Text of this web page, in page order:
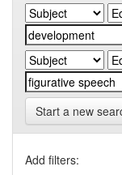
Start a new
Add filters: